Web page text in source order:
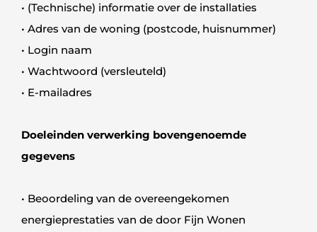
• (Technische) informatie over de installaties
• Adres van de woning (postcode, huisnummer)
• Login naam
• Wachtwoord (versleuteld)
• E-mailadres
Doeleinden verwerking bovengenoemde
gegevens
• Beoordeling van de overeengekomen
energieprestaties van de door Fijn Wonen